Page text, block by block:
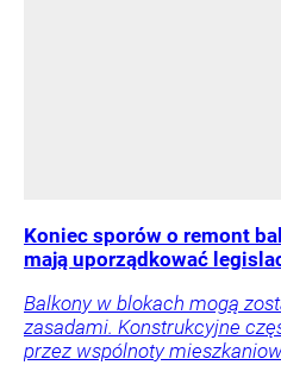
Koniec sporów o remont
mają uporządkować
Balkony w blokach mogą
zasadami. Konstrukcyjne
przez wspólnoty